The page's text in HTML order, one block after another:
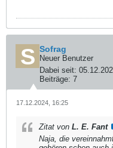
Sofrag
Neuer Benutzer
Dabei seit:
Beiträge: 7
17.12.2024, 16:25
Zitat von L. E. Fant
Naja, die